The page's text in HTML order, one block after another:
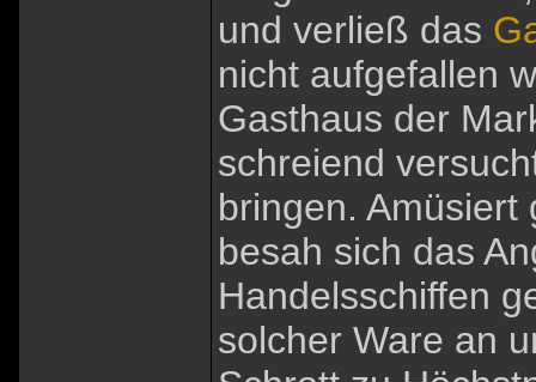
und verließ das
nicht aufgefallen
Gasthaus der
schreiend
bringen. Amüsiert
besah sich das
Handelsschiffen
solcher Ware an